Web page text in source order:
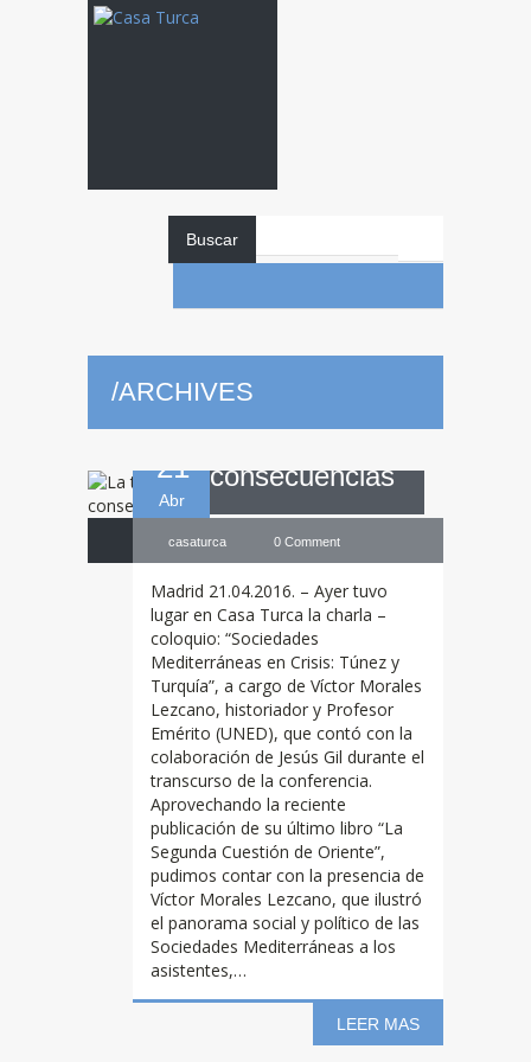
Buscar
/ARCHIVES
21
Abr
Oriente Medio y
sus
consecuencias
casaturca 0 Comment
Madrid 21.04.2016. – Ayer tuvo
lugar en Casa Turca la charla –
coloquio: “Sociedades
Mediterráneas en Crisis: Túnez y
Turquía”, a cargo de Víctor Morales
Lezcano, historiador y Profesor
Emérito (UNED), que contó con la
colaboración de Jesús Gil durante el
transcurso de la conferencia.
Aprovechando la reciente
publicación de su último libro “La
Segunda Cuestión de Oriente”,
pudimos contar con la presencia de
Víctor Morales Lezcano, que ilustró
el panorama social y político de las
Sociedades Mediterráneas a los
asistentes,…
LEER MAS